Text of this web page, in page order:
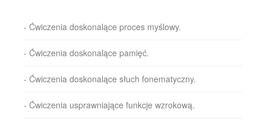
- Ćwiczenia doskonalące proces myślowy.
- Ćwiczenia doskonalące pamięć.
- Ćwiczenia doskonalące słuch fonematyczny.
- Ćwiczenia usprawniające funkcje wzrokową.